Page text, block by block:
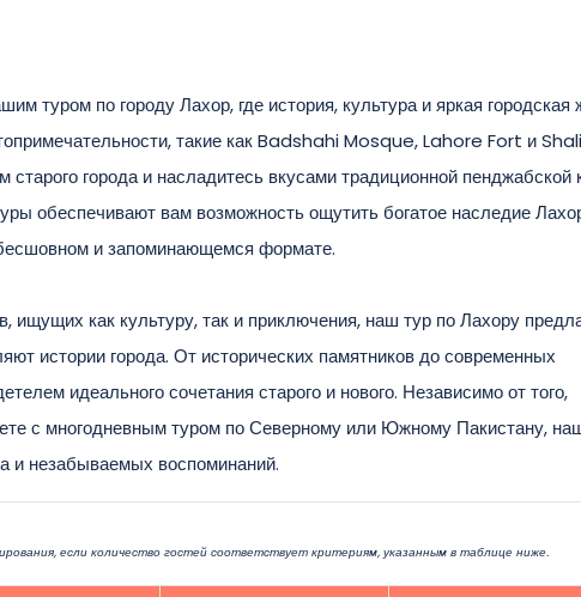
туром по городу Лахор, где история, культура и яркая городская
такие как Badshahi Mosque, Lahore Fort и
города и насладитесь вкусами традиционной пенджабской
обеспечивают вам возможность ощутить богатое наследие
и запоминающемся формате.
ищущих как культуру, так и приключения, наш тур по Лахору
истории города. От исторических памятников до современных
идеального сочетания старого и нового. Независимо от того,
с многодневным туром по Северному или Южному Пакистану,
и незабываемых воспоминаний.
если количество гостей соответствует критериям, указанным в таблице ниже.